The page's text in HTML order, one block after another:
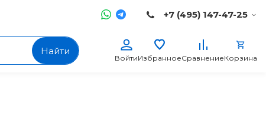
+7 (495) 147-47-25
Найти
ВойтиИзбранноеСравнениеКорзина